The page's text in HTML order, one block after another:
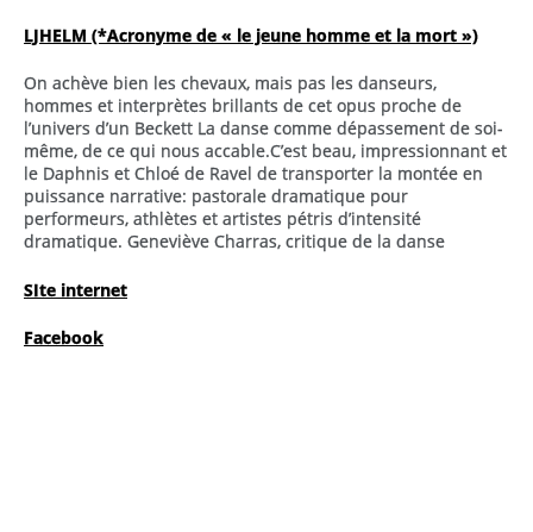
LJHELM (*Acronyme de « le jeune homme et la mort »)
On achève bien les chevaux, mais pas les danseurs,
hommes et interprètes brillants de cet opus proche de
l’univers d’un Beckett La danse comme dépassement de soi-
même, de ce qui nous accable.C’est beau, impressionnant et
le Daphnis et Chloé de Ravel de transporter la montée en
puissance narrative: pastorale dramatique pour
performeurs, athlètes et artistes pétris d’intensité
dramatique. Geneviève Charras, critique de la danse
SIte internet
Facebook